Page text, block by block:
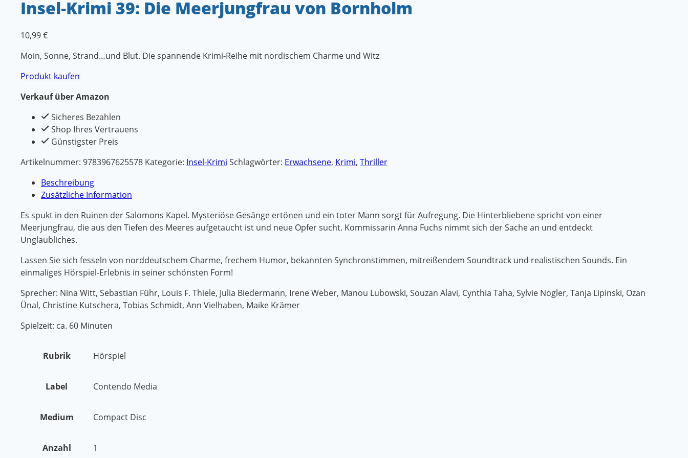
Insel-Krimi 39: Die Meerjungfrau von Bornholm
10,99€
Moin, Sonne, Strand…und Blut. Die spannende Krimi-Reihe mit nordischem Charme und Witz
Produkt kaufen
Verkauf über Amazon
Sicheres Bezahlen
Shop Ihres Vertrauens
Günstigster Preis
Artikelnummer: 9783967625578 Kategorie: Insel-Krimi Schlagwörter: Erwachsene, Krimi, Thriller
Beschreibung
Zusätzliche Information
Es spukt in den Ruinen der Salomons Kapel. Mysteriöse Gesänge ertönen und ein toter Mann sorgt für Aufregung. Die Hinterbliebene spricht von einer
Meerjungfrau, die aus den Tiefen des Meeres aufgetaucht ist und neue Opfer sucht. Kommissarin Anna Fuchs nimmt sich der Sache an und entdeckt
Unglaubliches.
Lassen Sie sich fesseln von norddeutschem Charme, frechem Humor, bekannten Synchronstimmen, mitreißendem Soundtrack und realistischen Sounds. Ein
einmaliges Hörspiel-Erlebnis in seiner schönsten Form!
Sprecher: Nina Witt, Sebastian Führ, Louis F. Thiele, Julia Biedermann, Irene Weber, Manou Lubowski, Souzan Alavi, Cynthia Taha, Sylvie Nogler, Tanja Lipinski, Ozan
Ünal, Christine Kutschera, Tobias Schmidt, Ann Vielhaben, Maike Krämer
Spielzeit: ca. 60 Minuten
Rubrik Hörspiel
Label Contendo Media
Medium Compact Disc
Anzahl 1